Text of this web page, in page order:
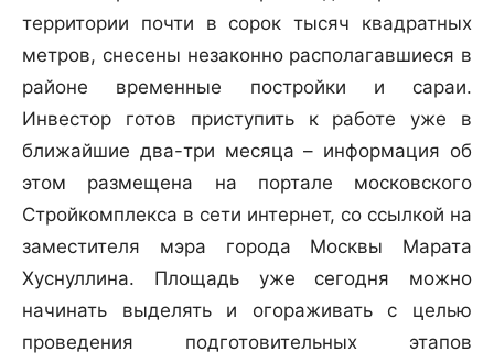
территории почти в сорок тысяч квадратных
метров, снесены незаконно располагавшиеся в
районе временные постройки и сараи.
Инвестор готов приступить к работе уже в
ближайшие два-три месяца – информация об
этом размещена на портале московского
Стройкомплекса в сети интернет, со ссылкой на
заместителя мэра города Москвы Марата
Хуснуллина. Площадь уже сегодня можно
начинать выделять и огораживать с целью
проведения подготовительных этапов